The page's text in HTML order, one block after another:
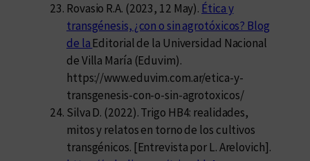
Rovasio R.A. (2023, 12 May). Ética y
transgénesis, ¿con o sin agrotóxicos? Blog
de la Editorial de la Universidad Nacional
de Villa María (Eduvim).
https://www.eduvim.com.ar/etica-y-
transgenesis-con-o-sin-agrotoxicos/
Silva D. (2022). Trigo HB4: realidades,
mitos y relatos en torno de los cultivos
transgénicos. [Entrevista por L. Arelovich].